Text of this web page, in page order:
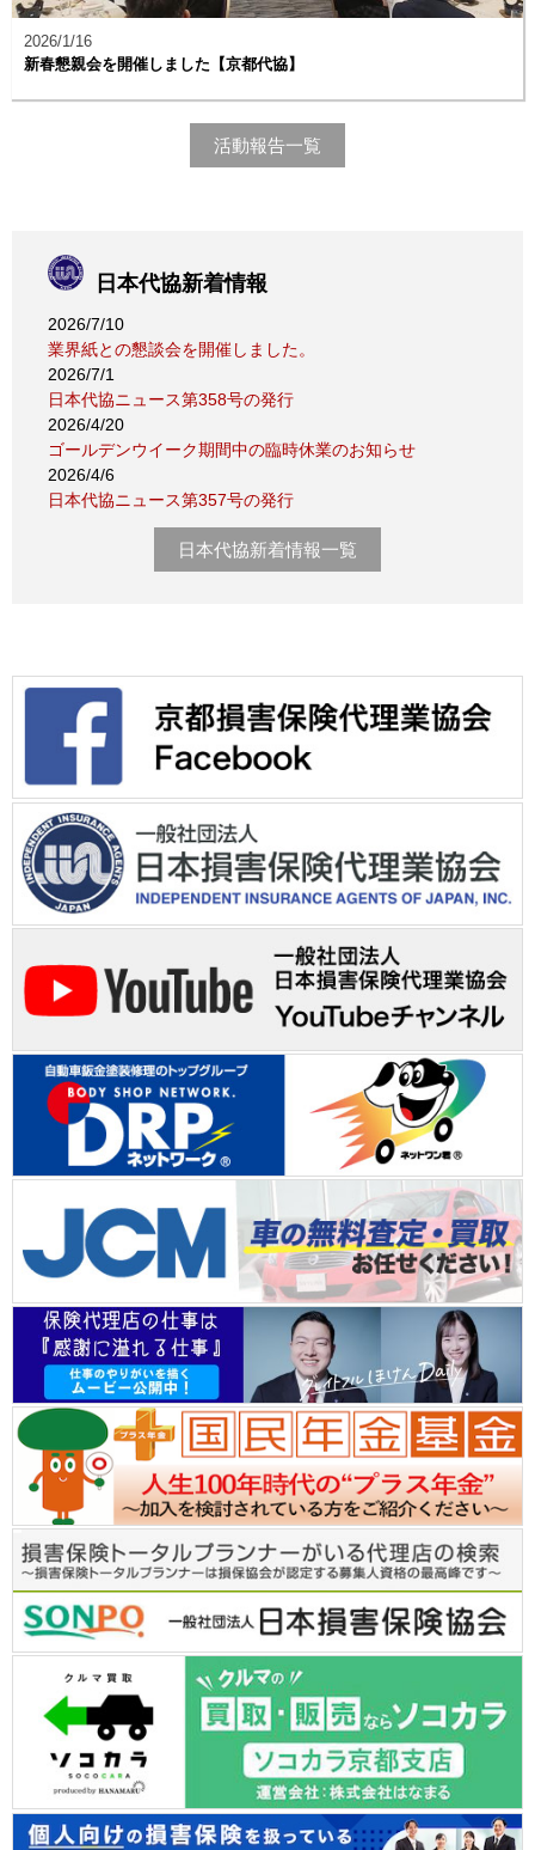
2026/1/16
新春懇親会を開催しました【京都代協】
活動報告一覧
日本代協新着情報
2026/7/10
業界紙との懇談会を開催しました。
2026/7/1
日本代協ニュース第358号の発行
2026/4/20
ゴールデンウイーク期間中の臨時休業のお知らせ
2026/4/6
日本代協ニュース第357号の発行
日本代協新着情報一覧